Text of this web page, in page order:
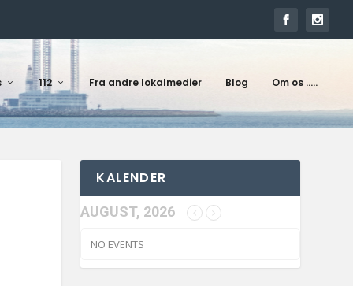
112 Fra andre lokalmedier Blog Om os …..
KALENDER
AUGUST, 2026
NO EVENTS